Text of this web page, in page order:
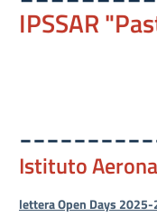
IPSSAR
Istituto
lettera Open Days